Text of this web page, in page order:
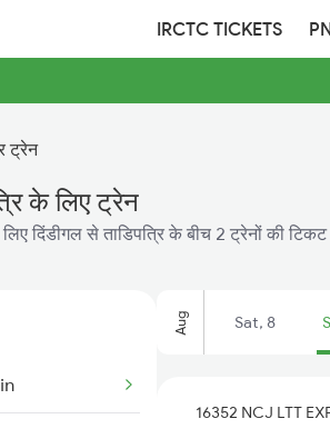
IRCTC TICKETS
ट्रेन
के लिए ट्रेन
दिंडीगल से ताडिपत्रि के बीच 2 ट्रेनों की
Aug Sat, 8
16352 NCJ LTT